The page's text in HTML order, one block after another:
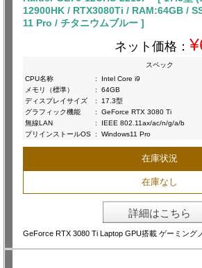
12900HK / RTX3080Ti / RAM:64GB /
11 Pro / チタニウムブルー ]
ネット価格：
スペック
CPU名称
:
Intel Core i9
メモリ（標準）
:
64GB
ディスプレイサイズ
:
17.3型
グラフィック機能
:
GeForce RTX 3080 Ti
無線LAN
:
IEEE 802.11ax/ac/n/g/a/b
プリインストールOS : Windows11 Pro
在庫状況
在庫なし
詳細はこちら
GeForce RTX 3080 Ti Laptop GPU搭載 ゲーミング